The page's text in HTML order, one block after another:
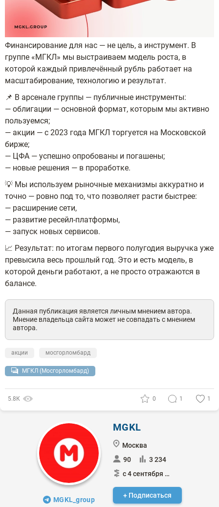
Финансирование для нас — не цель, а инструмент. В
группе «МГКЛ» мы выстраиваем модель роста, в
которой каждый привлечённый рубль работает на
масштабирование, технологию и результат.
📌 В арсенале группы — публичные инструменты:
— облигации — основной формат, которым мы активно
пользуемся;
— акции — с 2023 года МГКЛ торгуется на Московской
бирже;
— ЦФА — успешно опробованы и погашены;
— новые решения — в проработке.
💡 Мы используем рыночные механизмы аккуратно и
точно — ровно под то, что позволяет расти быстрее:
— расширение сети,
— развитие ресейл-платформы,
— запуск новых сервисов.
📈 Результат: по итогам первого полугодия выручка уже
превысила весь прошлый год. Это и есть модель, в
которой деньги работают, а не просто отражаются в
балансе.
Данная публикация является личным мнением автора.
Мнение владельца сайта может не совпадать с мнением
автора.
акции мосгорломбард
МГКЛ (Мосгорломбард)
5.8К 0 1 1
MGKL_group
MGKL
Москва
90
3 234
с 4 сентября 2023
+ Подписаться